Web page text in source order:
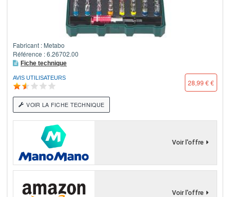
Fabricant : Metabo
Référence : 6.26702.00
Fiche technique
AVIS UTILISATEURS
28,99 € €
VOIR LA FICHE TECHNIQUE
Voir l'offre
Voir l'offre